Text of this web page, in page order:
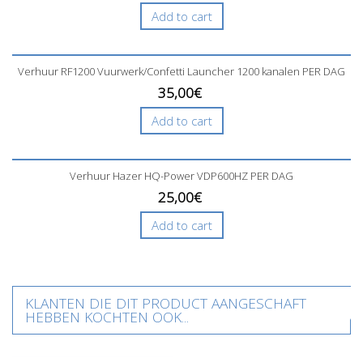
Add to cart
Verhuur RF1200 Vuurwerk/Confetti Launcher 1200 kanalen PER DAG
35,00€
Add to cart
Verhuur Hazer HQ-Power VDP600HZ PER DAG
25,00€
Add to cart
KLANTEN DIE DIT PRODUCT AANGESCHAFT
HEBBEN KOCHTEN OOK...